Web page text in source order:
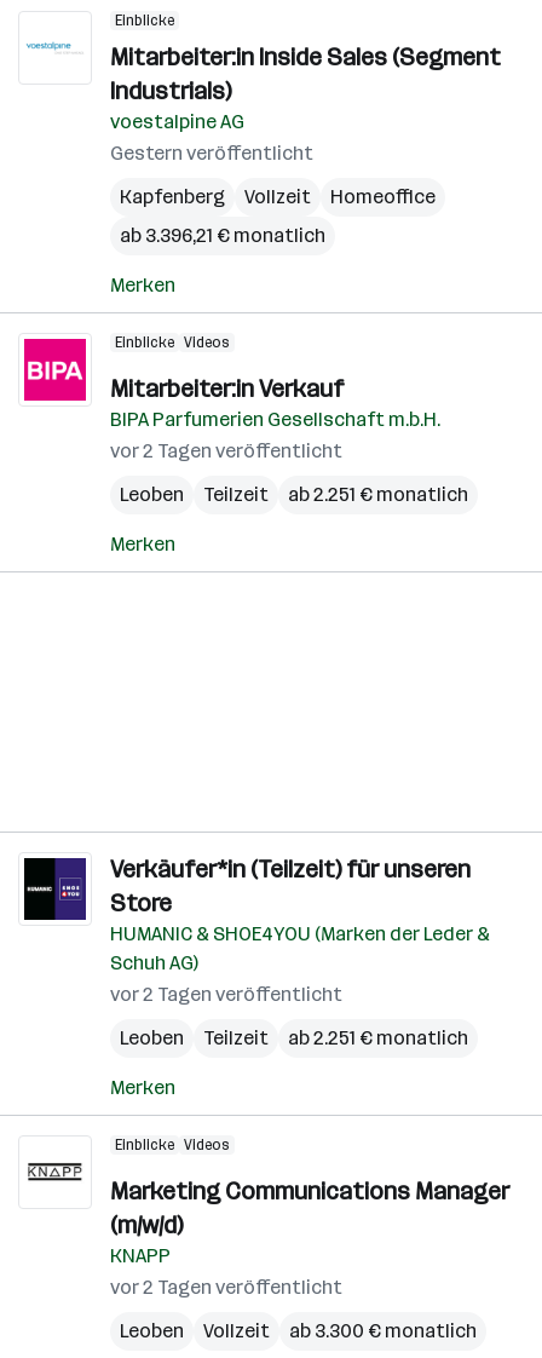
Einblicke
Mitarbeiter:in Inside Sales (Segment
Industrials)
voestalpine AG
Gestern veröffentlicht
Kapfenberg
Vollzeit
Homeoffice
ab 3.396,21 € monatlich
Merken
Einblicke Videos
Mitarbeiter:in Verkauf
BIPA Parfumerien Gesellschaft m.b.H.
vor 2 Tagen veröffentlicht
Leoben
Teilzeit ab 2.251 € monatlich
Merken
Verkäufer*in (Teilzeit) für unseren
Store
HUMANIC & SHOE4YOU (Marken der Leder &
Schuh AG)
vor 2 Tagen veröffentlicht
Leoben
Teilzeit ab 2.251 € monatlich
Merken
Einblicke Videos
Marketing Communications Manager
(m/w/d)
KNAPP
vor 2 Tagen veröffentlicht
Leoben
Vollzeit ab 3.300 € monatlich